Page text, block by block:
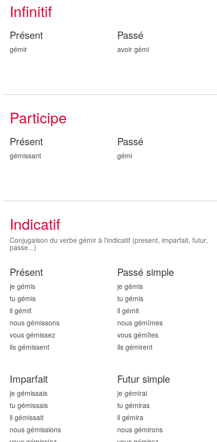
Infinitif
Présent
gémir
Passé
avoir gémi
Participe
Présent
gémissant
Passé
gémi
Indicatif
Conjugaison du verbe gémir à l'indicatif (present, imparfait, futur,
passe...)
Présent
je gémis
tu gémis
il gémit
nous gémissons
vous gémissez
ils gémissent
Passé simple
je gémis
tu gémis
il gémit
nous gémîmes
vous gémîtes
ils gémirent
Imparfait
je gémissais
tu gémissais
il gémissait
nous gémissions
Futur simple
je gémirai
tu gémiras
il gémira
nous gémirons